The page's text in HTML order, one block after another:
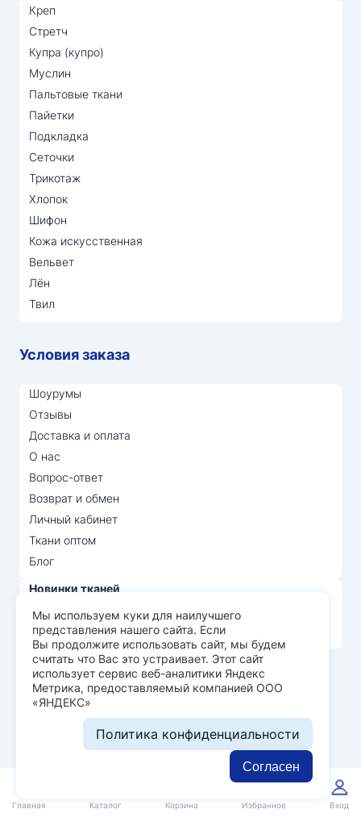
Главная Каталог Корзина Избранное Вход
Креп
Стретч
Купра (купро)
Муслин
Пальтовые ткани
Пайетки
Подкладка
Сеточки
Трикотаж
Хлопок
Шифон
Кожа искусственная
Вельвет
Лён
Твил
Условия заказа
Шоурумы
Отзывы
Доставка и оплата
О нас
Вопрос-ответ
Возврат и обмен
Личный кабинет
Ткани оптом
Блог
Новинки тканей
Распродажа тканей
Лидеры продаж
© Арт Текс — продажа тканей оптом, 2026
Пользовательское соглашение
Политика конфиденциальности
Разработка сайта —
Мы используем куки для наилучшего
представления нашего сайта. Если
Вы продолжите использовать сайт, мы будем
считать что Вас это устраивает. Этот сайт
использует сервис веб-аналитики Яндекс
Метрика, предоставляемый компанией ООО
«ЯНДЕКС»
Политика конфиденциальности
Согласен